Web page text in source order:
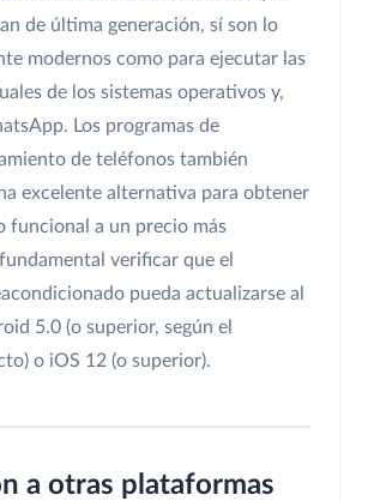
de última generación, sí son lo
modernos como para ejecutar las
de los sistemas operativos y,
Los programas de
de teléfonos también
excelente alternativa para obtener
funcional a un precio más
verificar que el
pueda actualizarse al
5.0 (o superior, según el
o iOS 12 (o superior).
a otras plataformas